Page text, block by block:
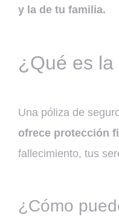
y la de tu familia.
¿Qué es
Una póliza de
ofrece protección
fallecimiento, tus
¿Cómo